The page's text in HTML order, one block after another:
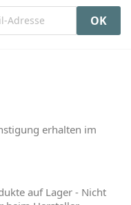
erhalten im
auf Lager - Nicht